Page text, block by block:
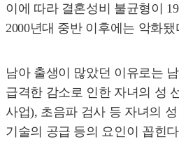
이에 따라 결혼성비 불균형이
2000년대 중반 이후에는 악화됐
남아 출생이 많았던 이유로는
급격한 감소로 인한 자녀의 성
사업), 초음파 검사 등 자녀의
기술의 공급 등의 요인이 꼽힌